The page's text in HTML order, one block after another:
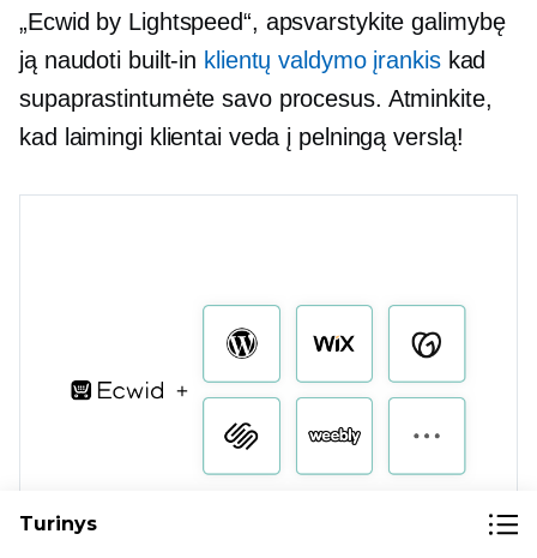
„Ecwid by Lightspeed“, apsvarstykite galimybę
ją naudoti built-in klientų valdymo įrankiskad
supaprastintumėte savo procesus. Atminkite,
kad laimingi klientai veda į pelningą verslą!
Turinys